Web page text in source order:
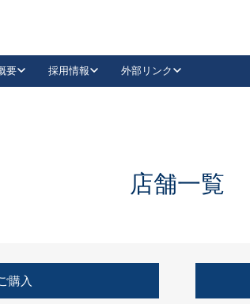
抗ウイルス・抗菌製品
要 採用情報 外部リンク
LinkedIn
住宅使用部材標準化推進協議会
店舗一覧
購入